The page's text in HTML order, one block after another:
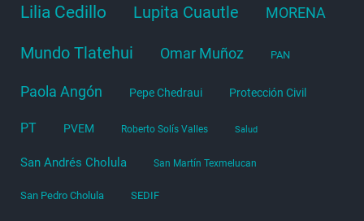
Lilia Cedillo Lupita Cuautle MORENA
Mundo Tlatehui Omar Muñoz PAN
Paola Angón Pepe Chedraui Protección Civil
PT PVEM Roberto Solís Valles Salud
San Andrés Cholula San Martín Texmelucan
San Pedro Cholula SEDIF